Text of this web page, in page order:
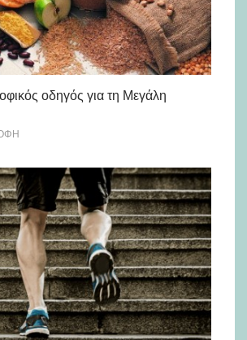
οδηγός για τη Μεγάλη